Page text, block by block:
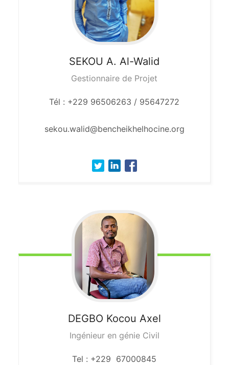
SEKOUA. Al-Walid
Gestionnaire de Projet
Tél : +229 96506263 / 95647272
sekou.walid@bencheikhelhocine.org
DEGBO Kocou Axel
Ingénieur en génie Civil
Tel : +229 67000845